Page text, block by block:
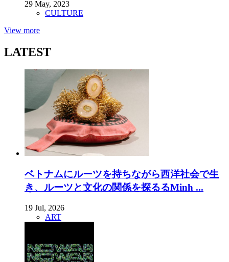
29 May, 2023
CULTURE
View more
LATEST
ベトナムにルーツを持ちながら西洋社会で生
き、ルーツと文化の関係を探るるMinh ...
19 Jul, 2026
ART